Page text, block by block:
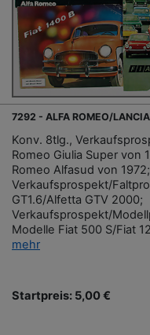
7292 - ALFA ROMEO/
Konv. 8tlg.,
Romeo Giulia Super von
Romeo Alfasud von 1972;
Verkaufsprospekt/
GT1.6/Alfetta GTV 2000;
Verkaufsprospekt/
Modelle Fiat 500 S/Fiat
mehr
Startpreis: 5,00 €